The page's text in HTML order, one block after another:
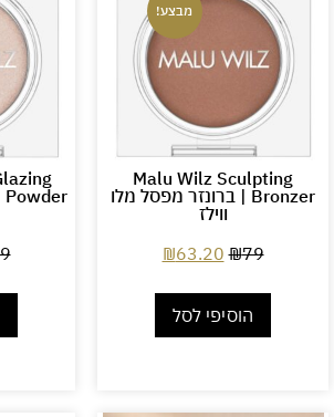
מבצע!
Malu Wilz Sculpting
Bronzer | ברונזר מפסל מלו
ווילז
₪79
₪63.20
הוסיפי לסל